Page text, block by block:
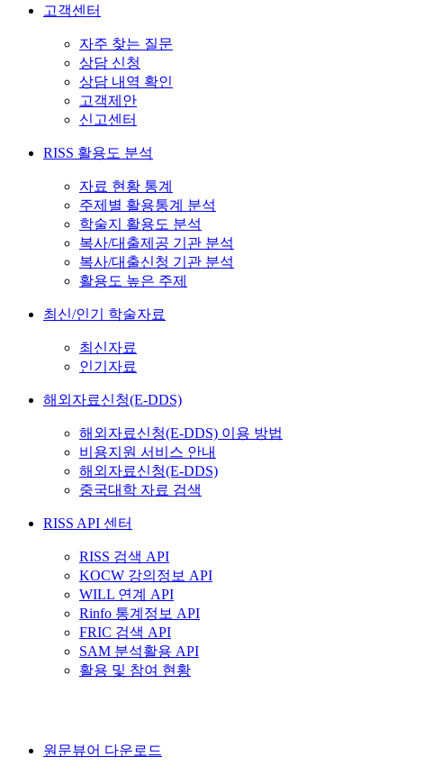
고객센터
자주 찾는 질문
상담 신청
상담 내역 확인
고객제안
신고센터
RISS 활용도 분석
자료 현황 통계
주제별 활용통계 분석
학술지 활용도 분석
복사/대출제공 기관 분석
복사/대출신청 기관 분석
활용도 높은 주제
최신/인기 학술자료
최신자료
인기자료
해외자료신청(E-DDS)
해외자료신청(E-DDS) 이용 방법
비용지원 서비스 안내
해외자료신청(E-DDS)
중국대학 자료 검색
RISS API 센터
RISS 검색 API
KOCW 강의정보 API
WILL 연계 API
Rinfo 통계정보 API
FRIC 검색 API
SAM 분석활용 API
활용 및 참여 현황
원문뷰어 다운로드